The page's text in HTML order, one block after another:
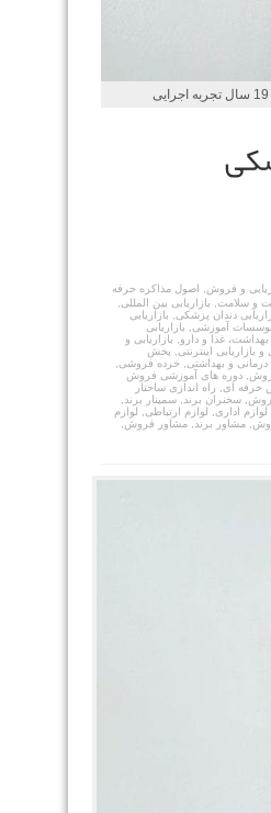
و فروش
اصول مذاکره حرفه
و سلامت بازاریابی بین المللی
دندان پزشکی
بازاریابی
موسسات آموزشی
بازاریابی
غذا و دارو
بازاریابی و
بازاریابی اینترنتی
پخش
و بهداشتی خرده فروشی
دوره های آموزشی فروش
حرفه ای
راه اندازی ساختار
سخنران برند سمینار برند
لوازم اداری لوازم ارتباطی
لوازم
مشاور برند مشاور فروش